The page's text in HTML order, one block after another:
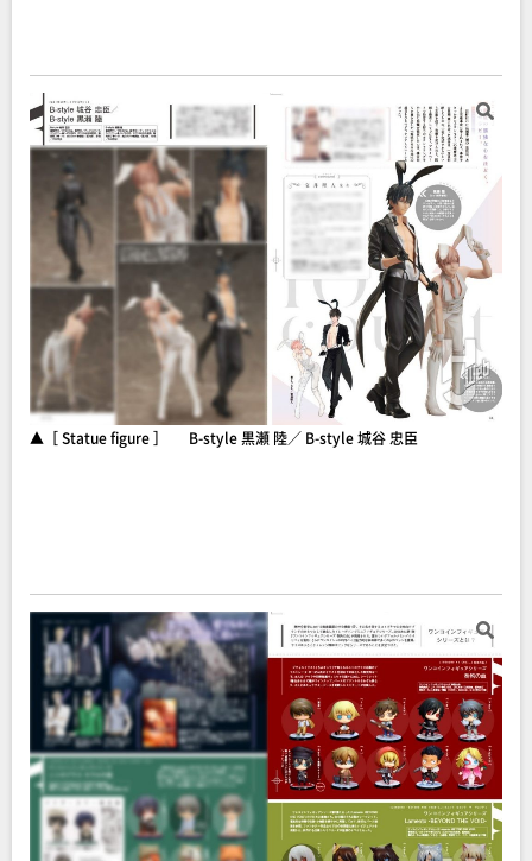
▲［ Statue figure ］ B-style 黒瀬 陸／ B-style 城谷 忠臣